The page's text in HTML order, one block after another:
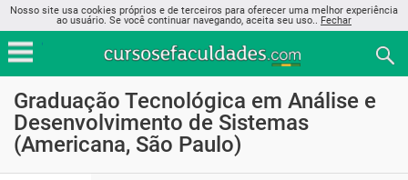
Nosso site usa cookies próprios e de terceiros para oferecer uma melhor experiência
ao usuário. Se você continuar navegando, aceita seu uso.. Fechar
Graduação Tecnológica em Análise e
Desenvolvimento de Sistemas
(Americana, São Paulo)